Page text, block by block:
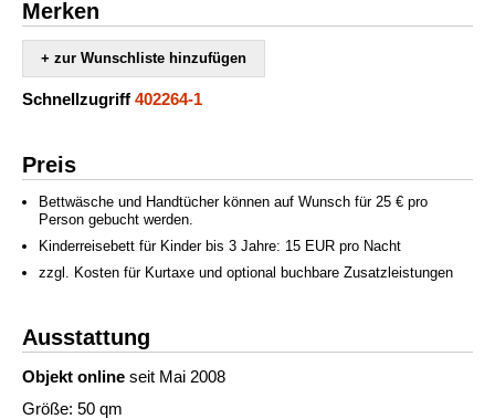
Merken
+ zur Wunschliste hinzufügen
Schnellzugriff 402264-1
Preis
Bettwäsche und Handtücher können auf Wunsch für 25 € pro
Person gebucht werden.
Kinderreisebett für Kinder bis 3 Jahre: 15 EUR pro Nacht
zzgl. Kosten für Kurtaxe und optional buchbare Zusatzleistungen
Ausstattung
Objekt online seit Mai 2008
Größe: 50 qm